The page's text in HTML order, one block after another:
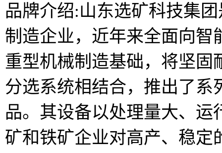
品牌介绍:山东选矿科技集
制造企业，近年来全面向智
重型机械制造基础，将坚
分选系统相结合，推出了系
品。其设备以处理量大、
矿和铁矿企业对高产、稳定